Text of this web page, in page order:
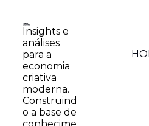
Insights e
análises
para a
economia
criativa
moderna.
Construind
o a base de